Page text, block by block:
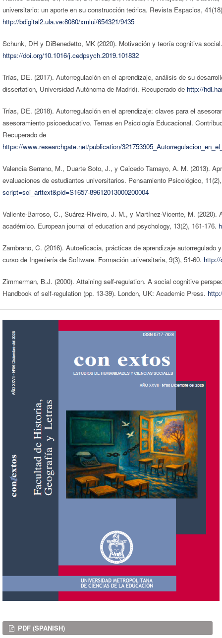
universitario: un aporte en su construcción teórica. Revista Espacios,
http://bdigital2.ula.ve:8080/xmlui/654321/9435
Schunk, DH y DiBenedetto, MK (2020). Motivación y teoría cognitiva
https://doi.org/10.1016/j.cedpsych.2019.101832
Trías, DE. (2017). Autorregulación en el aprendizaje, análisis de su
dissertation, Universidad Autónoma de Madrid). Recuperado de http://
Trías, DE. (2018). Autorregulación en el aprendizaje: claves para el
asesoramiento psicoeducativo. Temas en Psicología Educacional.
Recuperado de
https://www.researchgate.net/publication/
Valencia Serrano, M., Duarte Soto, J., y Caicedo Tamayo, A. M. (2013).
evaluaciones de estudiantes universitarios. Pensamiento Psicológico,
script=sci_arttext&pid=S1657-89612013000200004
Valiente-Barroso, C., Suárez-Riveiro, J. M., y Martínez-Vicente, M. (2020).
académico. European journal of education and psychology, 13(2), 161-176.
Zambrano, C. (2016). Autoeficacia, prácticas de aprendizaje autorregulado
curso de Ingeniería de Software. Formación universitaria, 9(3), 51-60. http://
Zimmerman, B.J. (2000). Attaining self-regulation. A social cognitive
Handbook of self-regulation (pp. 13-39). London, UK: Academic Press.
Downloads
PDF (SPANISH)